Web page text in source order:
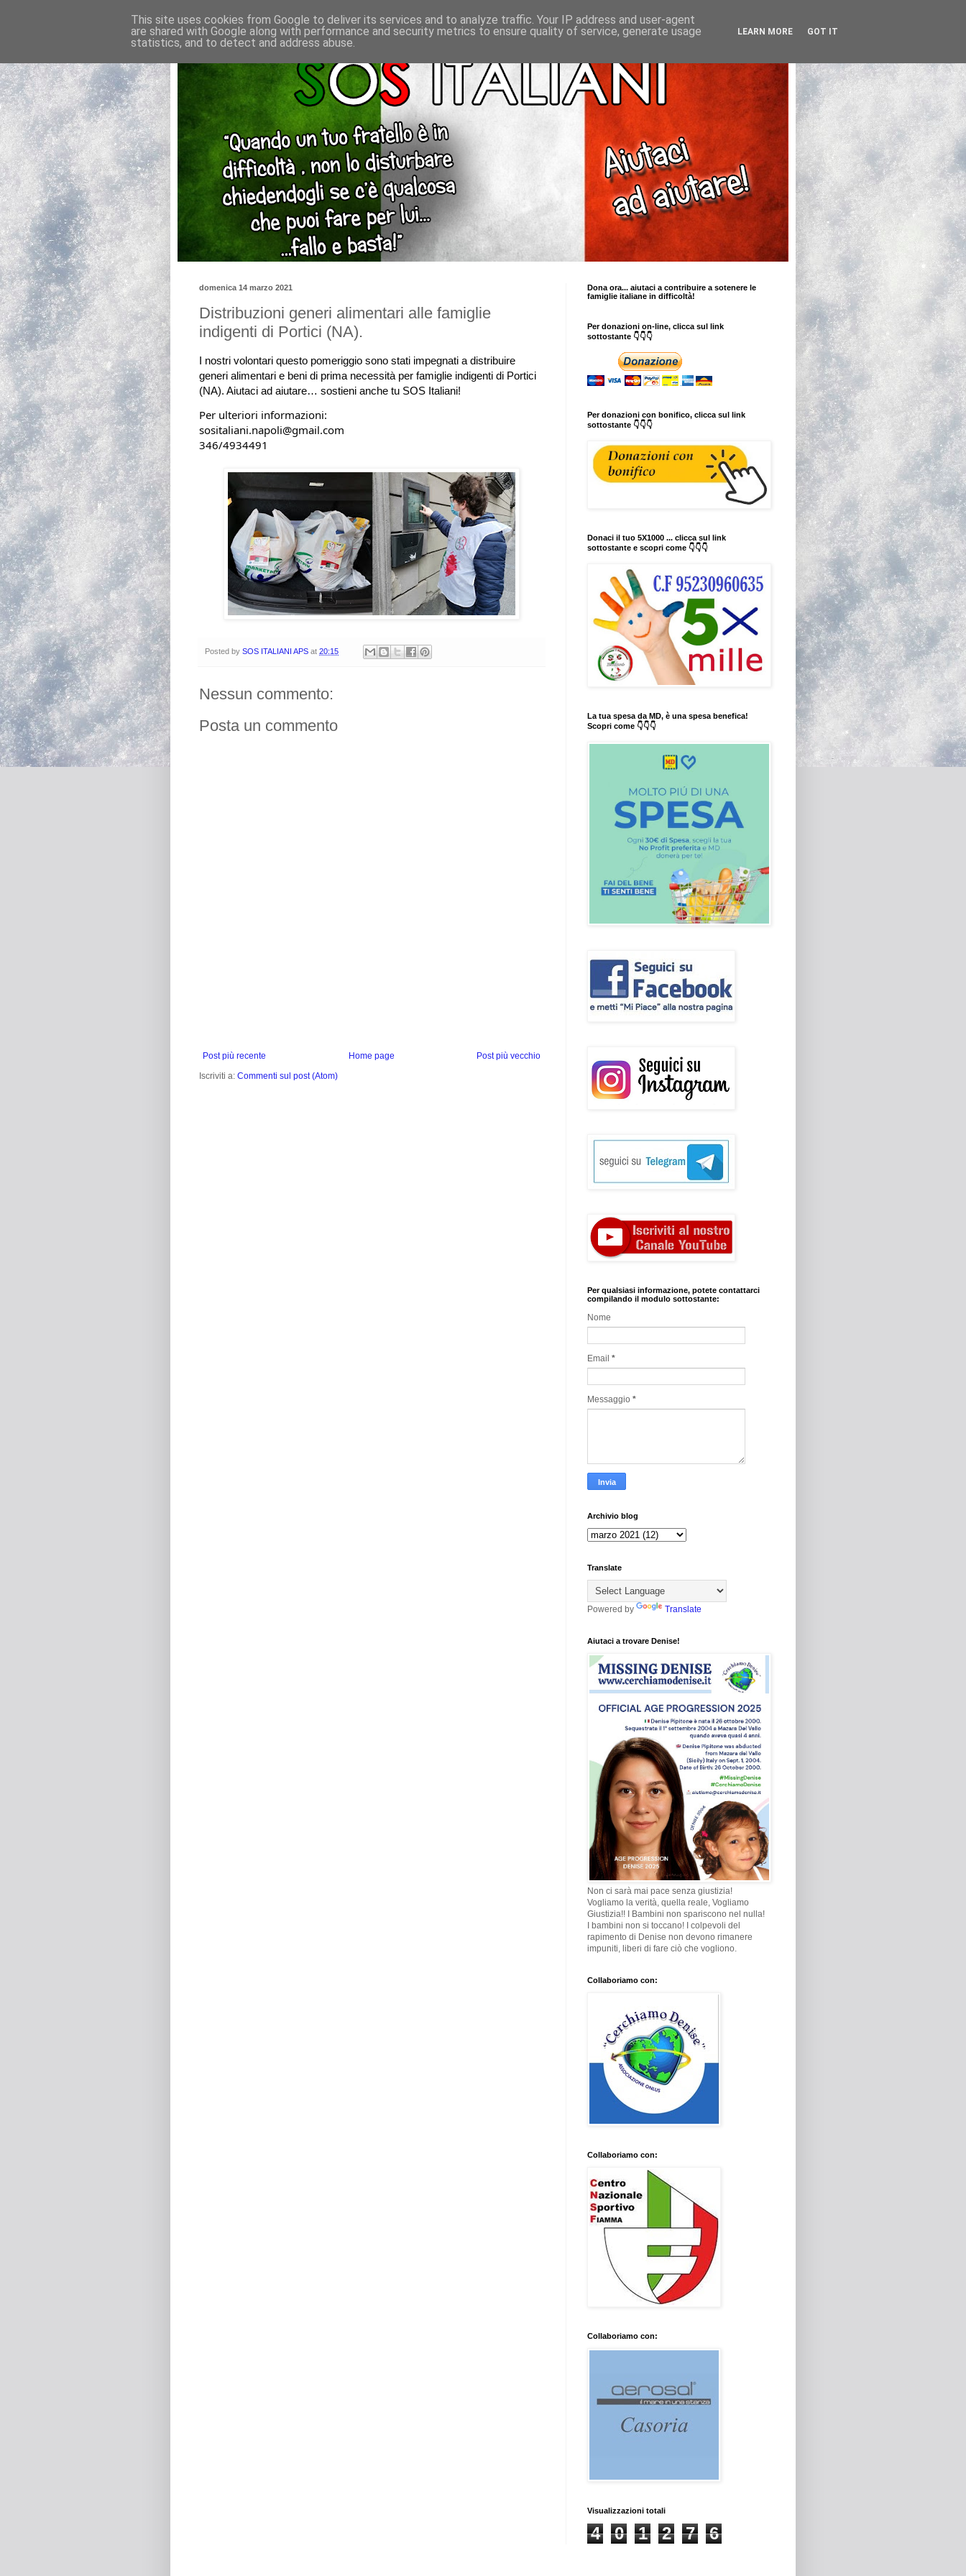
domenica 14 marzo 2021
Distribuzioni generi alimentari alle famiglie
indigenti di Portici (NA).
I nostri volontari questo pomeriggio sono stati impegnati a distribuire
generi alimentari e beni di prima necessità per famiglie indigenti di Portici
(NA). Aiutaci ad aiutare… sostieni anche tu SOS Italiani!
Per ulteriori informazioni:
sositaliani.napoli@gmail.com
346/4934491
Posted by SOS ITALIANI APS at 20:15
Nessun commento:
Posta un commento
Post più recente Post più vecchio
Home page
Iscriviti a: Commenti sul post (Atom)
Dona ora... aiutaci a contribuire a sotenere le
famiglie italiane in difficoltà!
Per donazioni on-line, clicca sul link
sottostante 👇👇👇
Per donazioni con bonifico, clicca sul link
sottostante 👇👇👇
Donaci il tuo 5X1000 ... clicca sul link
sottostante e scopri come 👇👇👇
La tua spesa da MD, è una spesa benefica!
Scopri come 👇👇👇
Per qualsiasi informazione, potete contattarci
compilando il modulo sottostante:
Nome
Email *
Messaggio *
Archivio blog
Translate
Powered by Translate
Aiutaci a trovare Denise!
Non ci sarà mai pace senza giustizia!
Vogliamo la verità, quella reale, Vogliamo
Giustizia!! I Bambini non spariscono nel nulla!
I bambini non si toccano! I colpevoli del
rapimento di Denise non devono rimanere
impuniti, liberi di fare ciò che vogliono.
Collaboriamo con:
Collaboriamo con:
Collaboriamo con:
Visualizzazioni totali
4 0 1 2 7 6
This site uses cookies from Google to deliver its services and to analyze traffic. Your IP address and user-agent
are shared with Google along with performance and security metrics to ensure quality of service, generate usage
statistics, and to detect and address abuse.
LEARN MORE GOT IT